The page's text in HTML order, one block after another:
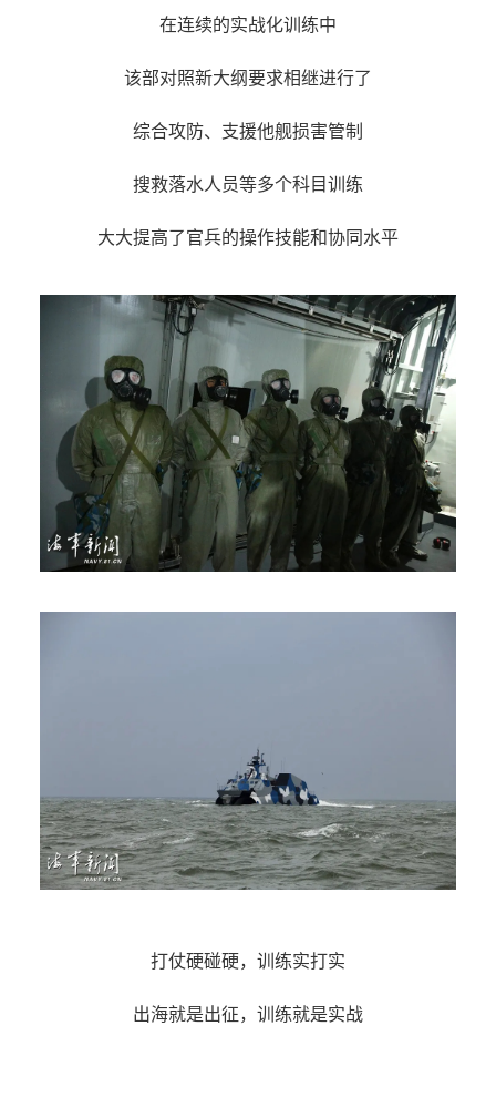
在连续的实战化训练中
该部对照新大纲要求相继进行了
综合攻防、支援他舰损害管制
搜救落水人员等多个科目训练
大大提高了官兵的操作技能和协同水平
打仗硬碰硬，训练实打实
出海就是出征，训练就是实战